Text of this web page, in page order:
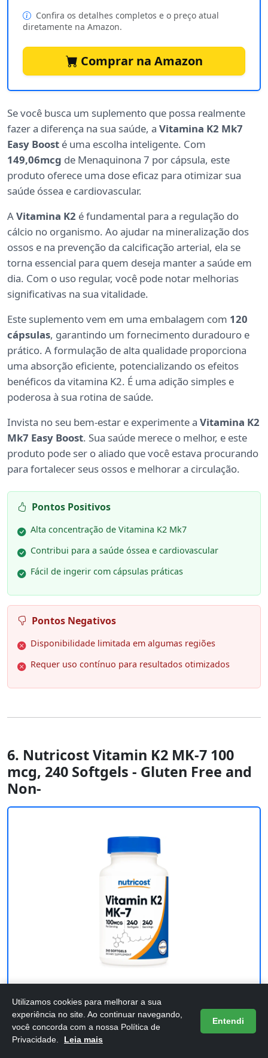
Confira os detalhes completos e o preço atual
diretamente na Amazon.
Comprar na Amazon
Se você busca um suplemento que possa realmente
fazer a diferença na sua saúde, a Vitamina K2 Mk7
Easy Boost é uma escolha inteligente. Com
149,06mcg de Menaquinona 7 por cápsula, este
produto oferece uma dose eficaz para otimizar sua
saúde óssea e cardiovascular.
AVitamina K2 é fundamental para a regulação do
cálcio no organismo. Ao ajudar na mineralização dos
ossos e na prevenção da calcificação arterial, ela se
torna essencial para quem deseja manter a saúde em
dia. Com o uso regular, você pode notar melhorias
significativas na sua vitalidade.
Este suplemento vem em uma embalagem com 120
cápsulas, garantindo um fornecimento duradouro e
prático. A formulação de alta qualidade proporciona
uma absorção eficiente, potencializando os efeitos
benéficos da vitamina K2. É uma adição simples e
poderosa à sua rotina de saúde.
Invista no seu bem-estar e experimente a Vitamina K2
Mk7 Easy Boost. Sua saúde merece o melhor, e este
produto pode ser o aliado que você estava procurando
para fortalecer seus ossos e melhorar a circulação.
Pontos Positivos
Alta concentração de Vitamina K2 Mk7
Contribui para a saúde óssea e cardiovascular
Fácil de ingerir com cápsulas práticas
Pontos Negativos
Disponibilidade limitada em algumas regiões
Requer uso contínuo para resultados otimizados
6. Nutricost Vitamin K2 MK-7 100
mcg, 240 Softgels - Gluten Free and
Non-
Nutricost Vitamin K2 MK-7 100 mcg, 240
Softgels - Gluten Free and Non-
Utilizamos cookies para melhorar a sua
experiência no site. Ao continuar navegando,
você concorda com a nossa Política de
Privacidade.
Leia mais
Entendi